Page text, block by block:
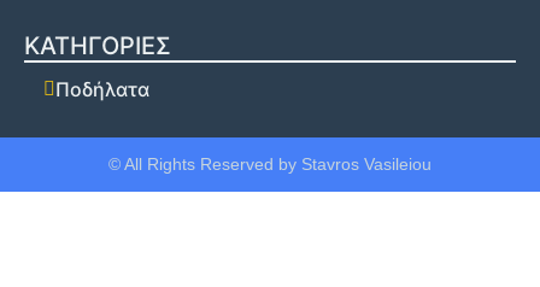
ΚΑΤΗΓΟΡΙΕΣ
Ποδήλατα
© All Rights Reserved by Stavros Vasileiou